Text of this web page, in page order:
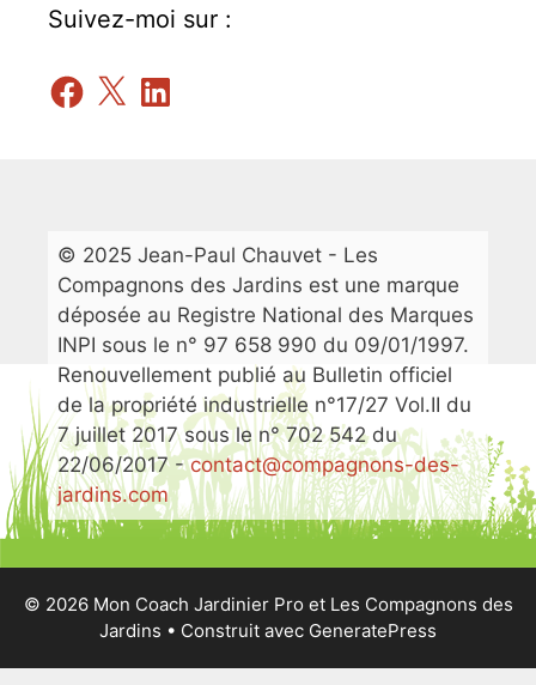
Suivez-moi sur :
Facebook
X LinkedIn
© 2025 Jean-Paul Chauvet - Les
Compagnons des Jardins est une marque
déposée au Registre National des Marques
INPI sous le n° 97 658 990 du 09/01/1997.
Renouvellement publié au Bulletin officiel
de la propriété industrielle n°17/27 Vol.II du
7 juillet 2017 sous le n° 702 542 du
22/06/2017 -contact@compagnons-des-
jardins.com
© 2026 Mon Coach Jardinier Pro et Les Compagnons des
Jardins • Construit avec GeneratePress